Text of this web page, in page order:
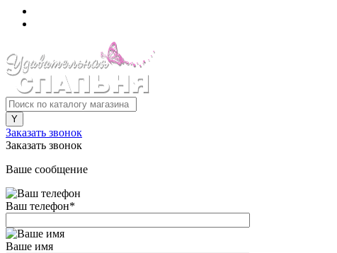
Заказать звонок
Заказать звонок
Ваше сообщение
Ваш телефон*
Ваше имя